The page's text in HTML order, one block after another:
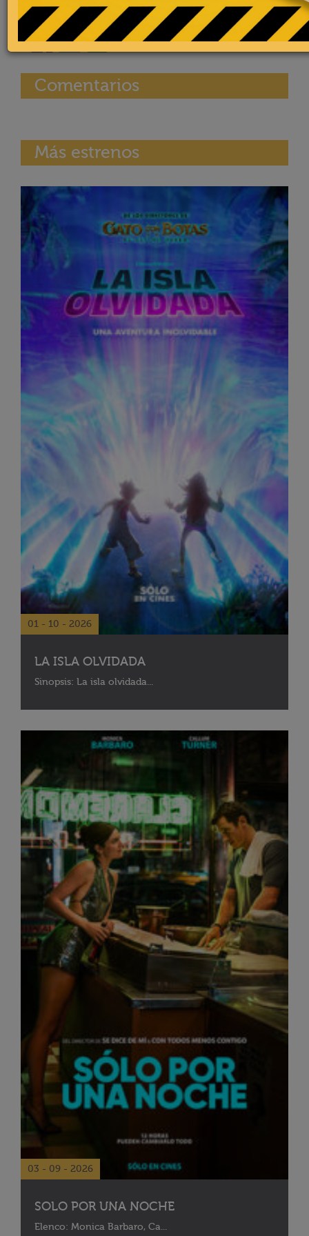
Comentarios
Más estrenos
01 - 10 - 2026
LA ISLA OLVIDADA
Sinopsis: La isla olvidada...
03 - 09 - 2026
SOLO POR UNA NOCHE
Elenco: Monica Barbaro, Ca...